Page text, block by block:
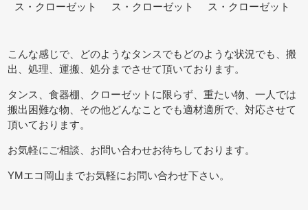
ス・クローゼット
ス・クローゼット
ス・クローゼット
こんな感じで、どのようなタンスでもどのような状況でも、搬
出、処理、運搬、処分までさせて頂いております。
タンス、食器棚、クローゼットに限らず、重たい物、一人では
搬出困難な物、その他どんなことでも適材適所で、対応させて
頂いております。
お気軽にご相談、お問い合わせお待ちしております。
YMエコ岡山までお気軽にお問い合わせ下さい。